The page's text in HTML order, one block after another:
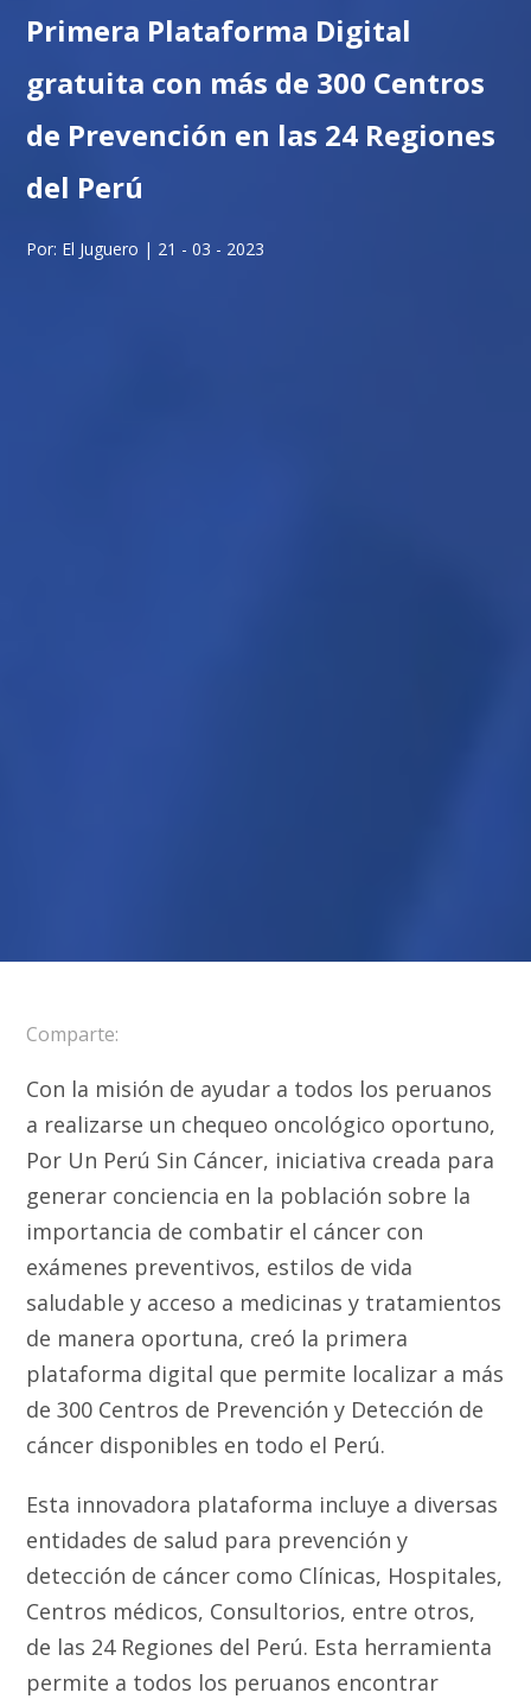
Primera Plataforma Digital
gratuita con más de 300 Centros
de Prevención en las 24 Regiones
del Perú
Por: El Juguero | 21 - 03 - 2023
Comparte:
Con la misión de ayudar a todos los peruanos
a realizarse un chequeo oncológico oportuno,
Por Un Perú Sin Cáncer, iniciativa creada para
generar conciencia en la población sobre la
importancia de combatir el cáncer con
exámenes preventivos, estilos de vida
saludable y acceso a medicinas y tratamientos
de manera oportuna, creó la primera
plataforma digital que permite localizar a más
de 300 Centros de Prevención y Detección de
cáncer disponibles en todo el Perú.
Esta innovadora plataforma incluye a diversas
entidades de salud para prevención y
detección de cáncer como Clínicas, Hospitales,
Centros médicos, Consultorios, entre otros,
de las 24 Regiones del Perú. Esta herramienta
permite a todos los peruanos encontrar